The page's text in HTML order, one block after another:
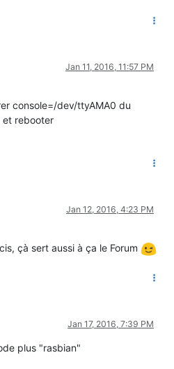
Jan 11, 2016, 11:57 PM
console=/dev/ttyAMA0 du
rebooter
Jan 12, 2016, 4:23 PM
çà sert aussi à ça le Forum
Jan 17, 2016, 7:39 PM
plus "rasbian"